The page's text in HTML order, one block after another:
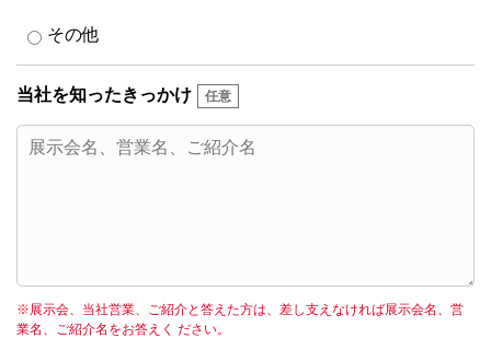
その他
当社を知ったきっかけ
※展示会、当社営業、ご紹介と答えた方は、差し支えなければ展示会名、営
業名、ご紹介名をお答えく ださい。